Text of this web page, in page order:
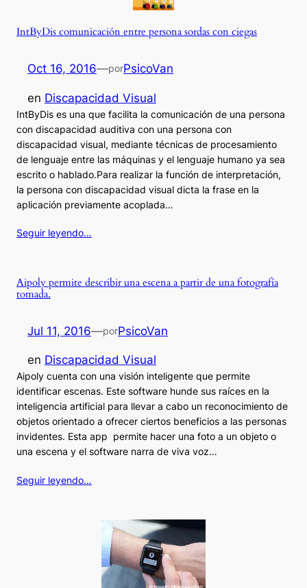
IntByDis comunicación entre persona sordas con ciegas
Oct 16, 2016—porPsicoVan
en Discapacidad Visual
IntByDis es una que facilita la comunicación de una persona
con discapacidad auditiva con una persona con
discapacidad visual, mediante técnicas de procesamiento
de lenguaje entre las máquinas y el lenguaje humano ya sea
escrito o hablado.Para realizar la función de interpretación,
la persona con discapacidad visual dicta la frase en la
aplicación previamente acoplada…
Seguir leyendo…
Aipoly permite describir una escena a partir de una fotografía
tomada.
Jul 11, 2016—porPsicoVan
en Discapacidad Visual
Aipoly cuenta con una visión inteligente que permite
identificar escenas. Este software hunde sus raíces en la
inteligencia artificial para llevar a cabo un reconocimiento de
objetos orientado a ofrecer ciertos beneficios a las personas
invidentes. Esta app permite hacer una foto a un objeto o
una escena y el software narra de viva voz…
Seguir leyendo…